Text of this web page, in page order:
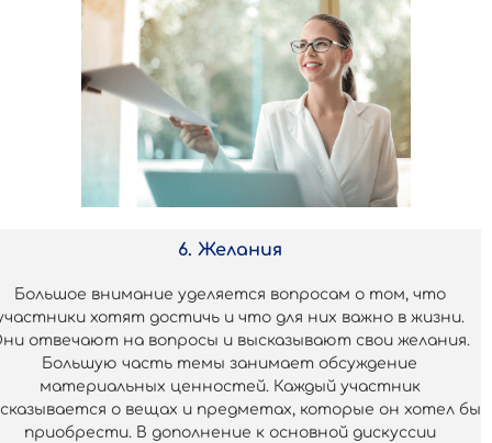
6. Желания
Большое внимание уделяется вопросам о том, что
хотят достичь и что для них важно в жизни.
отвечают на вопросы и высказывают свои желания.
Большую часть темы занимает обсуждение
материальных ценностей. Каждый участник
о вещах и предметах, которые он хотел бы
приобрести. В дополнение к основной дискуссии